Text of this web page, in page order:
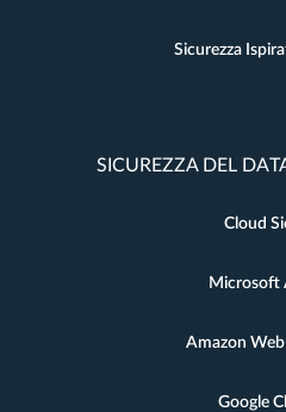
Sicurezza
SICUREZZA DEL
Cloud
Microsoft
Amazon Web
Google